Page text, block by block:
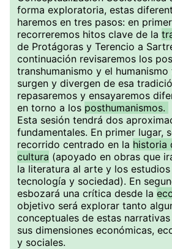
forma exploratoria, estas
haremos en tres pasos: en
recorreremos hitos clave de la
de Protágoras y Terencio a
continuación revisaremos los
transhumanismo y el
surgen y divergen de esa
repasaremos y ensayaremos
en torno a los posthumanismos.
Esta sesión tendrá dos
fundamentales. En primer lugar,
recorrido centrado en la historia
cultura (apoyado en obras que
la literatura al arte y los
tecnología y sociedad). En
esbozará una crítica desde la
objetivo será explorar tanto
conceptuales de estas
sus dimensiones económicas,
y sociales.